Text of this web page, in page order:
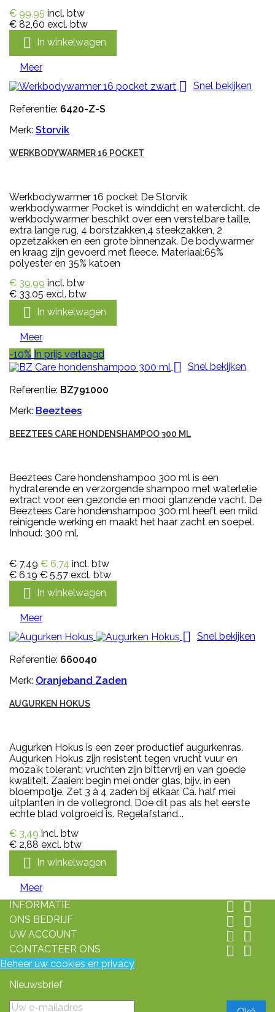
€ 99,95 incl. btw
€ 82,60 excl. btw
 In winkelwagen
Meer
 Snel bekijken
Referentie: 6420-Z-S
Merk: Storvik
WERKBODYWARMER 16 POCKET
Werkbodywarmer 16 pocket De Storvik
werkbodywarmer Pocket is winddicht en waterdicht. de
werkbodywarmer beschikt over een verstelbare taille,
extra lange rug, 4 borstzakken,4 steekzakken, 2
opzetzakken en een grote binnenzak. De bodywarmer
en kraag zijn gevoerd met fleece. Materiaal:65%
polyester en 35% katoen
€ 39,99 incl. btw
€ 33,05 excl. btw
 In winkelwagen
Meer
-10% In prijs verlaagd
 Snel bekijken
Referentie: BZ791000
Merk: Beeztees
BEEZTEES CARE HONDENSHAMPOO 300 ML
Beeztees Care hondenshampoo 300 ml is een
hydraterende en verzorgende shampoo met waterlelie
extract voor een gezonde en mooi glanzende vacht. De
Beeztees Care hondenshampoo 300 ml heeft een mild
reinigende werking en maakt het haar zacht en soepel.
Inhoud: 300 ml.
€ 7,49 € 6,74 incl. btw
€ 6,19 € 5,57 excl. btw
 In winkelwagen
Meer
 Snel bekijken
Referentie: 660040
Merk: Oranjeband Zaden
AUGURKEN HOKUS
Augurken Hokus is een zeer productief augurkenras.
Augurken Hokus zijn resistent tegen vrucht vuur en
mozaïk tolerant; vruchten zijn bittervrij en van goede
kwaliteit. Zaaien: begin mei onder glas, bijv. in een
bloempotje. Zet 3 à 4 zaden bij elkaar. Ca. half mei
uitplanten in de vollegrond. Doe dit pas als het eerste
echte blad volgroeid is. Regelafstand...
€ 3,49 incl. btw
€ 2,88 excl. btw
 In winkelwagen
Meer
INFORMATIE
 
ONS BEDRIJF  
UW ACCOUNT  
CONTACTEER ONS  
Beheer uw cookies en privacy
Nieuwsbrief